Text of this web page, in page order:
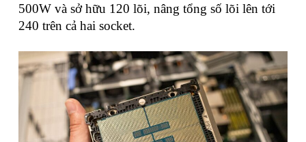
500W và sở hữu 120 lõi, nâng tổng số lõi lên tới
240 trên cả hai socket.